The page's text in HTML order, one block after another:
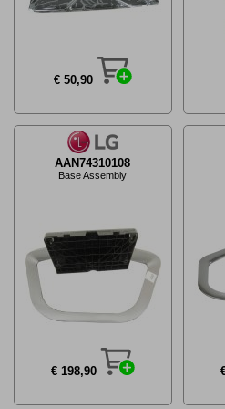
€ 50,90
AAN74310108
Base Assembly
€ 198,90